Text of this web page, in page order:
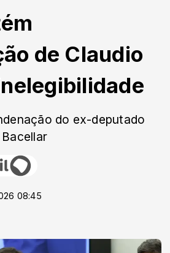
de Claudio
do ex-deputado
08:45